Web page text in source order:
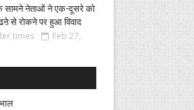
के सामने नेताओं ने एक-दूसरे को
से रोकने पर हुआ विवाद
times
Feb 27,